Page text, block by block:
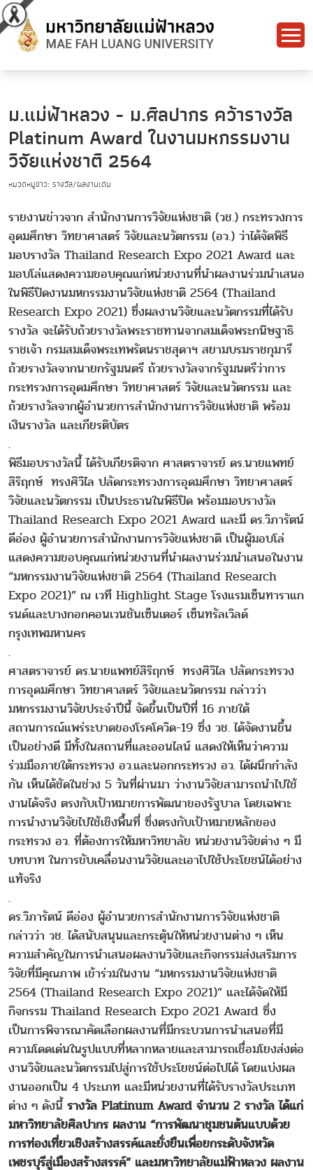
ม.แม่ฟ้าหลวง - ม.ศิลปากร คว้ารางวัล
Platinum Award ในงานมหกรรมงาน
วิจัยแห่งชาติ 2564
หมวดหมู่ข่าว: รางวัล/ผลงานเด่น
รายงานข่าวจาก สำนักงานการวิจัยแห่งชาติ (วช.) กระทรวงการ
อุดมศึกษา วิทยาศาสตร์ วิจัยและนวัตกรรม (อว.) ว่าได้จัดพิธี
มอบรางวัล Thailand Research Expo 2021 Award และ
มอบโล่แสดงความขอบคุณแก่หน่วยงานที่นำผลงานร่วมนำเสนอ
ในพิธีปิดงานมหกรรมงานวิจัยแห่งชาติ 2564 (Thailand
Research Expo 2021) ซึ่งผลงานวิจัยและนวัตกรรมที่ได้รับ
รางวัล จะได้รับถ้วยรางวัลพระราชทานจากสมเด็จพระกนิษฐาธิ
ราชเจ้า กรมสมเด็จพระเทพรัตนราชสุดาฯ สยามบรมราชกุมารี
ถ้วยรางวัลจากนายกรัฐมนตรี ถ้วยรางวัลจากรัฐมนตรีว่าการ
กระทรวงการอุดมศึกษา วิทยาศาสตร์ วิจัยและนวัตกรรม และ
ถ้วยรางวัลจากผู้อำนวยการสำนักงานการวิจัยแห่งชาติ พร้อม
เงินรางวัล และเกียรติบัตร
.
พิธีมอบรางวัลนี้ ได้รับเกียรติจาก ศาสตราจารย์ ดร.นายแพทย์
สิริฤกษ์ ทรงศิวิไล ปลัดกระทรวงการอุดมศึกษา วิทยาศาสตร์
วิจัยและนวัตกรรม เป็นประธานในพิธีปิด พร้อมมอบรางวัล
Thailand Research Expo 2021 Award และมี ดร.วิภารัตน์
ดีอ่อง ผู้อำนวยการสำนักงานการวิจัยแห่งชาติ เป็นผู้มอบโล่
แสดงความขอบคุณแก่หน่วยงานที่นำผลงานร่วมนำเสนอในงาน
“มหกรรมงานวิจัยแห่งชาติ 2564 (Thailand Research
Expo 2021)” ณ เวที Highlight Stage โรงแรมเซ็นทาราแก
รนด์และบางกอกคอนเวนชันเซ็นเตอร์ เซ็นทรัลเวิลด์
กรุงเทพมหานคร
.
ศาสตราจารย์ ดร.นายแพทย์สิริฤกษ์ ทรงศิวิไล ปลัดกระทรวง
การอุดมศึกษา วิทยาศาสตร์ วิจัยและนวัตกรรม กล่าวว่า
มหกรรมงานวิจัยประจำปีนี้ จัดขึ้นเป็นปีที่ 16 ภายใต้
สถานการณ์แพร่ระบาดของโรคโควิด-19 ซึ่ง วช. ได้จัดงานขึ้น
เป็นอย่างดี มีทั้งในสถานที่และออนไลน์ แสดงให้เห็นว่าความ
ร่วมมือภายใต้กระทรวง อว.และนอกกระทรวง อว. ได้ผนึกกำลัง
กัน เห็นได้ชัดในช่วง 5 วันที่ผ่านมา ว่างานวิจัยสามารถนำไปใช้
งานได้จริง ตรงกับเป้าหมายการพัฒนาของรัฐบาล โดยเฉพาะ
การนำงานวิจัยไปใช้เชิงพื้นที่ ซึ่งตรงกับเป้าหมายหลักของ
กระทรวง อว. ที่ต้องการให้มหาวิทยาลัย หน่วยงานวิจัยต่าง ๆ มี
บทบาท ในการขับเคลื่อนงานวิจัยและเอาไปใช้ประโยชน์ได้อย่าง
แท้จริง
.
ดร.วิภารัตน์ ดีอ่อง ผู้อำนวยการสำนักงานการวิจัยแห่งชาติ
กล่าวว่า วช. ได้สนับสนุนและกระตุ้นให้หน่วยงานต่าง ๆ เห็น
ความสำคัญในการนำเสนอผลงานวิจัยและกิจกรรมส่งเสริมการ
วิจัยที่มีคุณภาพ เข้าร่วมในงาน “มหกรรมงานวิจัยแห่งชาติ
2564 (Thailand Research Expo 2021)” และได้จัดให้มี
กิจกรรม Thailand Research Expo 2021 Award ซึ่ง
เป็นการพิจารณาคัดเลือกผลงานที่มีกระบวนการนำเสนอที่มี
ความโดดเด่นในรูปแบบที่หลากหลายและสามารถเชื่อมโยงส่งต่อ
งานวิจัยและนวัตกรรมไปสู่การใช้ประโยชน์ต่อไปได้ โดยแบ่งผล
งานออกเป็น 4 ประเภท และมีหน่วยงานที่ได้รับรางวัลประเภท
ต่าง ๆ ดังนี้ รางวัล Platinum Award จำนวน 2 รางวัล ได้แก่
มหาวิทยาลัยศิลปากร ผลงาน “การพัฒนาชุมชนต้นแบบด้วย
การท่องเที่ยวเชิงสร้างสรรค์และยั่งยืนเพื่อยกระดับจังหวัด
เพชรบุรีสู่เมืองสร้างสรรค์” และมหาวิทยาลัยแม่ฟ้าหลวง ผลงาน